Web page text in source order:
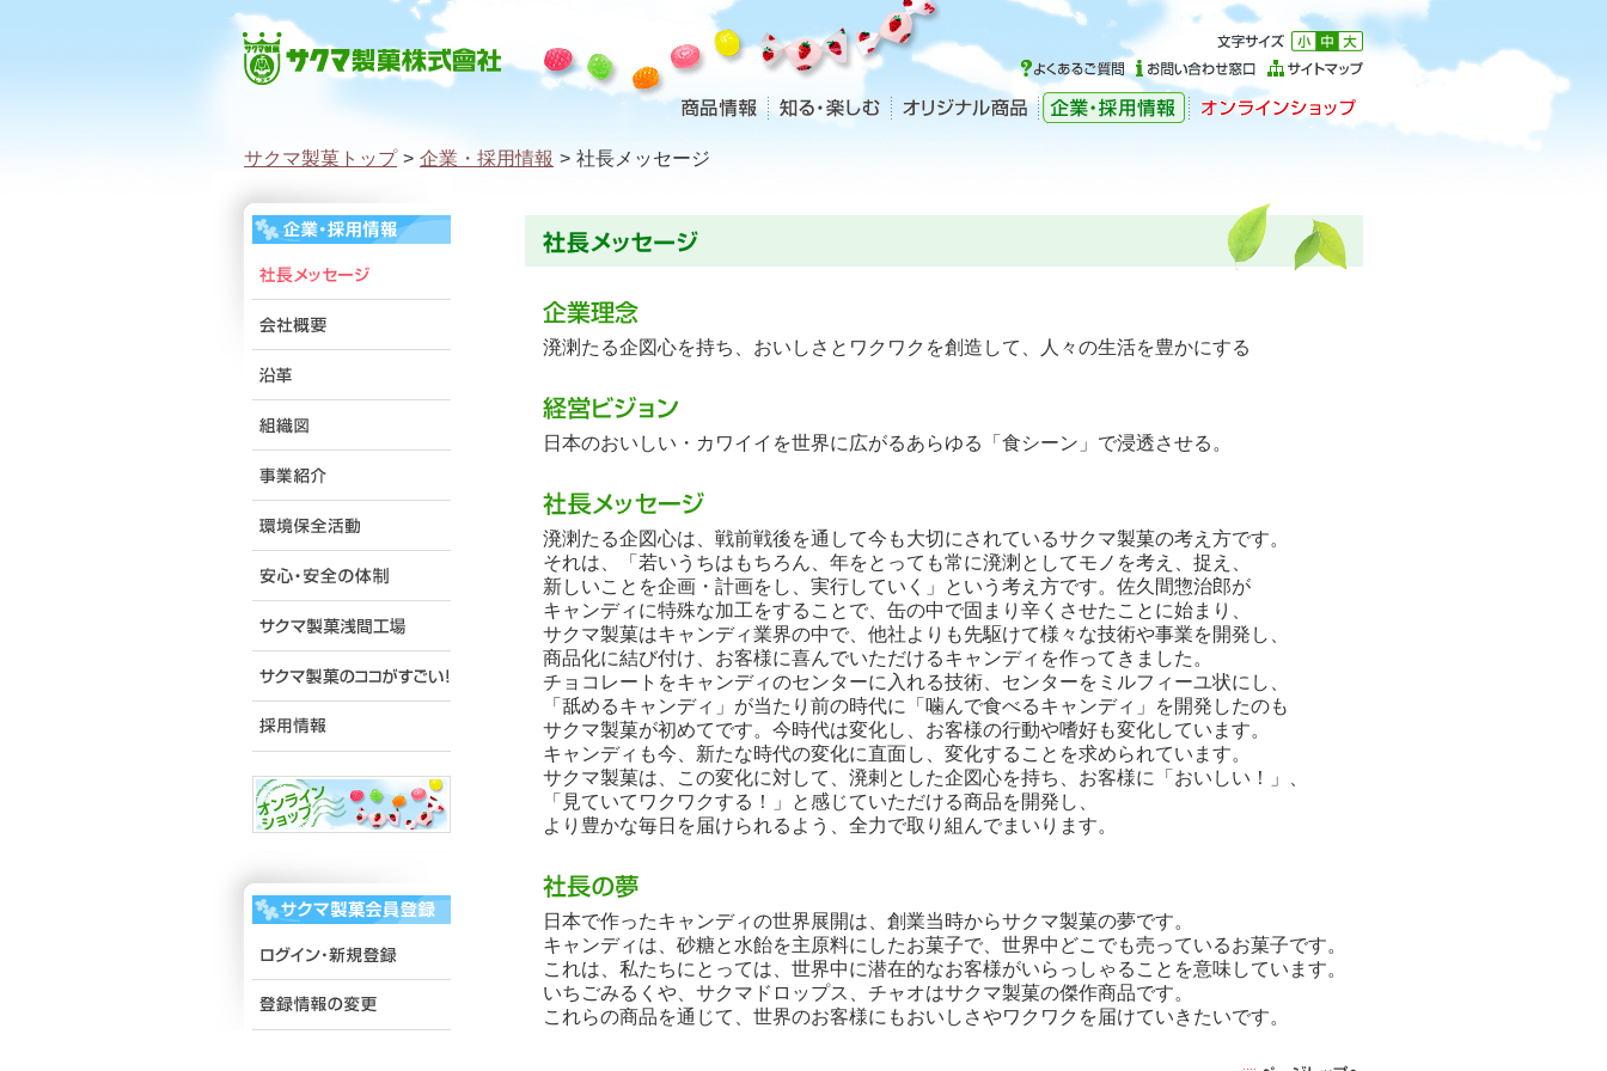
サクマ製菓トップ > 企業・採用情報 > 社長メッセージ
溌溂たる企図心を持ち、おいしさとワクワクを創造して、人々の生活を豊かにする
日本のおいしい・カワイイを世界に広がるあらゆる「食シーン」で浸透させる。
溌溂たる企図心は、戦前戦後を通して今も大切にされているサクマ製菓の考え方です。
それは、「若いうちはもちろん、年をとっても常に溌溂としてモノを考え、捉え、
新しいことを企画・計画をし、実行していく」という考え方です。佐久間惣治郎が
キャンディに特殊な加工をすることで、缶の中で固まり辛くさせたことに始まり、
サクマ製菓はキャンディ業界の中で、他社よりも先駆けて様々な技術や事業を開発し、
商品化に結び付け、お客様に喜んでいただけるキャンディを作ってきました。
チョコレートをキャンディのセンターに入れる技術、センターをミルフィーユ状にし、
「舐めるキャンディ」が当たり前の時代に「噛んで食べるキャンディ」を開発したのも
サクマ製菓が初めてです。今時代は変化し、お客様の行動や嗜好も変化しています。
キャンディも今、新たな時代の変化に直面し、変化することを求められています。
サクマ製菓は、この変化に対して、溌剌とした企図心を持ち、お客様に「おいしい！」、
「見ていてワクワクする！」と感じていただける商品を開発し、
より豊かな毎日を届けられるよう、全力で取り組んでまいります。
日本で作ったキャンディの世界展開は、創業当時からサクマ製菓の夢です。
キャンディは、砂糖と水飴を主原料にしたお菓子で、世界中どこでも売っているお菓子です。
これは、私たちにとっては、世界中に潜在的なお客様がいらっしゃることを意味しています。
いちごみるくや、サクマドロップス、チャオはサクマ製菓の傑作商品です。
これらの商品を通じて、世界のお客様にもおいしさやワクワクを届けていきたいです。